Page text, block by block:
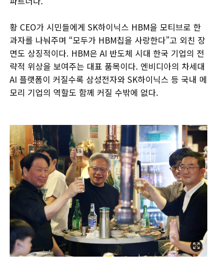
황 CEO가 시민들에게 SK하이닉스 HBM을 모티브로 한
과자를 나눠주며 “모두가 HBM칩을 사랑한다”고 외친 장
면도 상징적이다. HBM은 AI 반도체 시대 한국 기업의 전
략적 위상을 보여주는 대표 품목이다. 엔비디아의 차세대
AI 플랫폼이 커질수록 삼성전자와 SK하이닉스 등 국내 메
모리 기업의 역할도 함께 커질 수밖에 없다.